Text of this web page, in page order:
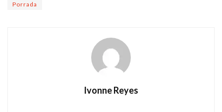
Porrada
Ivonne Reyes